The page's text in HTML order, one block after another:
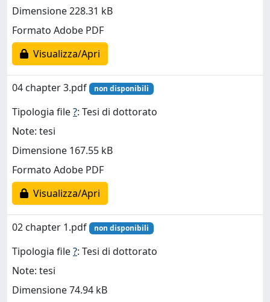
Dimensione 228.31 kB
Formato Adobe PDF
Visualizza/Apri
04 chapter 3.pdf non disponibili
Tipologia file?: Tesi di dottorato
Note: tesi
Dimensione 167.55 kB
Formato Adobe PDF
Visualizza/Apri
02 chapter 1.pdf non disponibili
Tipologia file?: Tesi di dottorato
Note: tesi
Dimensione 74.94 kB